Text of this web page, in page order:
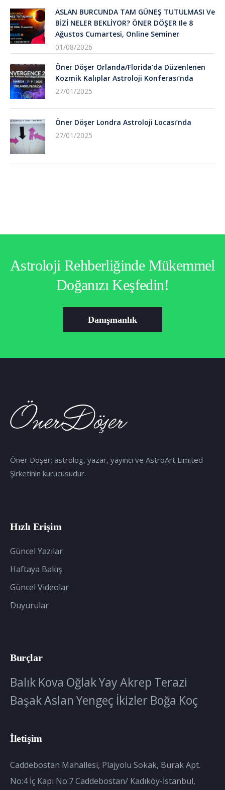
ASLAN BURCUNDA TAM GÜNEŞ TUTULMASI Ve
BİZİ NELER BEKLİYOR? ÖNER DÖŞER Ile 8
Ağustos Cumartesi, Online Seminer
01/08/2026
Öner Döşer Orlanda/Florida’da Düzenlenen
Kozmik Kalıplar Astroloji Konferası’nda
27/01/2025
Öner Döşer Londra Astroloji Locası’nda
27/01/2025
Astroloji Rehberliğinde Mükemmel
Doğanızı Keşfedin!
Danışmanlık
Öner Döşer; astrolog, yazar, yayıncı ve AstroArt Limited
Şirketinin kurucusudur.
Hızlı Erişim
Güncel Yazılar
Haftaya Bakış
Güncel Videolar
Duyurular
Burçlar
Balık Kova OğlakYayAkrep Terazi
BaşakAslan Yengeç İkizler Boğa Koç
İletişim
Caddebostan Mahallesi, Plajyolu Sokak, Burak Apt.
No:4 İç Kapı No:7 Caddebostan/ Kadıköy-İstanbul,